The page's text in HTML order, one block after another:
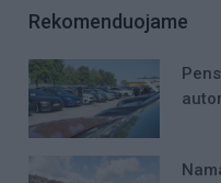
Rekomenduojame